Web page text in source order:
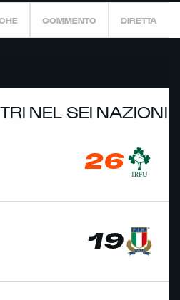
COMMENTO DIRETTA
NEL SEI NAZIONI
26
19